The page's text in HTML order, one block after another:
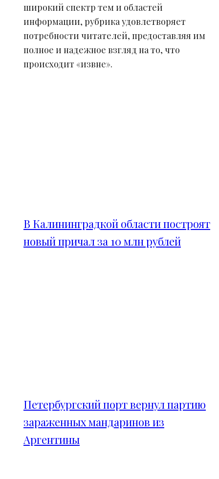
широкий спектр тем и областей
информации, рубрика удовлетворяет
потребности читателей, предоставляя им
полное и надежное взгляд на то, что
происходит «извне».
В Калининградкой области построят
новый причал за 10 млн рублей
Петербургский порт вернул партию
зараженных мандаринов из
Аргентины